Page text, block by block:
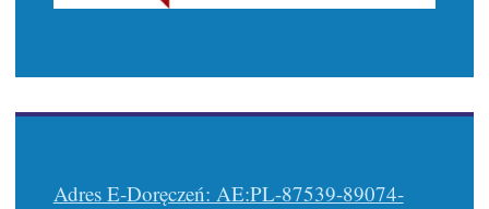
Adres E-Doręczeń: AE:PL-87539-89074-